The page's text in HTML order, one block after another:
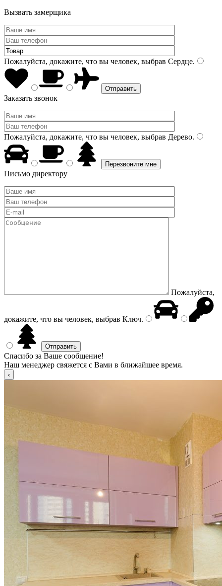
Вызвать замерщика
Пожалуйста, докажите, что вы человек, выбрав Сердце.
Заказать звонок
Пожалуйста, докажите, что вы человек, выбрав Дерево.
Письмо директору
Пожалуйста,
докажите, что вы человек, выбрав Ключ.
Спасибо за Ваше сообщение!
Наш менеджер свяжется с Вами в ближайшее время.